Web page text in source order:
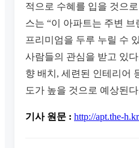
적으로 수혜를 입을 것으
스는 “이 아파트는 주변
프리미엄을 두루 누릴 수
사람들의 관심을 받고 있
향 배치, 세련된 인테리어
도가 높을 것으로 예상된
기사 원문 : http://apt.the-